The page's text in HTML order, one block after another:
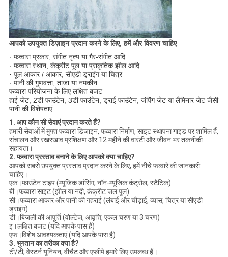
आपको उपयुक्त डिज़ाइन प्रदान करने के लिए, हमें और विवरण चाहिए
· फव्वारा प्रकार, संगीत नृत्य या गैर-संगीत आदि
· फव्वारा स्थान, कंक्रीट पूल या प्राकृतिक झील आदि
· पूल आकार / आकार, सीएडी ड्राइंग या चित्र
· पानी की गुणवत्ता, ताजा या नमकीन
फव्वारा परियोजना के लिए लक्षित बजट
हाई जेट, 2डी फाउंटेन, 3डी फाउंटेन, ड्राई फाउंटेन, जंपिंग जेट या लैमिनार जेट जैसी
पानी की विशेषताएं
1. आप कौन सी सेवाएं प्रदान करते हैं?
हमारी सेवाओं में मुफ्त फव्वारा डिजाइन, फव्वारा निर्माण, साइट स्थापना गाइड पर शामिल हैं,
संचालन और रखरखाव प्रशिक्षण और 12 महीने की वारंटी और जीवन भर तकनीकी
सहायता।
2. फव्वारा प्रस्ताव बनाने के लिए आपको क्या चाहिए?
आपको सबसे उपयुक्त प्रस्ताव प्रदान करने के लिए, हमें नीचे फव्वारे की जानकारी
चाहिए।
एक।फाउंटेन टाइप (म्यूजिक डांसिंग, नॉन-म्यूजिक कंट्रोल, स्टैटिक)
बी।फव्वारा साइट (झील या नदी, कंक्रीट जल पूल)
सी।फव्वारा आकार और पानी की गहराई (लंबाई और चौड़ाई, व्यास, चित्र या सीएडी
ड्राइंग)
डी।बिजली की आपूर्ति (वोल्टेज, आवृत्ति, एकल चरण या 3 चरण)
इ।लक्षित बजट (यदि आपके पास है)
एफ।विशेष आवश्यकताएं (यदि आपके पास है)
3. भुगतान का तरीका क्या है?
टी/टी, वेस्टर्न यूनियन, वीचैट और एप्लीपे हमारे लिए उपलब्ध हैं।